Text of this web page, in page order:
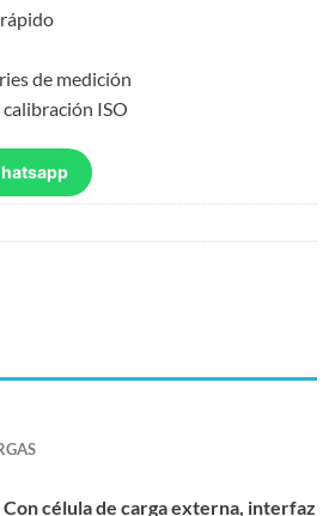
de medición
ISO
célula de carga externa, interfaz